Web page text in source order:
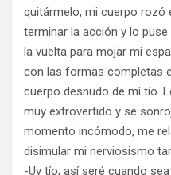
quitármelo, mi cuerpo rozó
terminar la acción y lo
la vuelta para mojar mi
con las formas completas
cuerpo desnudo de mi tío.
muy extrovertido y se
momento incómodo, me
disimular mi nerviosismo
-Uy tío, así seré cuando